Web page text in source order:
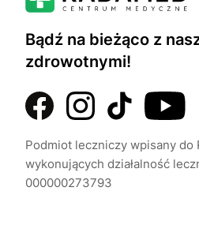
Bądź na bieżąco z
zdrowotnymi!
Podmiot leczniczy wpisany
wykonujących działalność
000000273793